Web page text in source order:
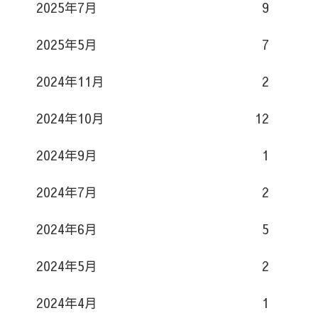
2025年7月 9
2025年5月 7
2024年11月 2
2024年10月 12
2024年9月 1
2024年7月 2
2024年6月 5
2024年5月 2
2024年4月 1